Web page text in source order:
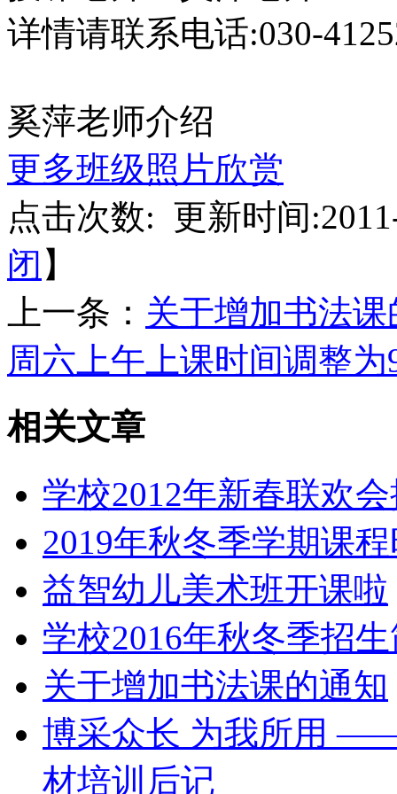
详情请联系电话:030-
奚萍老师介绍
更多班级照片欣赏
点击次数: 更新时间
闭 】
上一条： 关于增加书法
周六上午上课时间调整为
相关文章
学校2012年新春联欢
2019年秋冬季学期课
益智幼儿美术班开课啦
学校2016年秋冬季招
关于增加书法课的通知
博采众长 为我所用
材培训后记